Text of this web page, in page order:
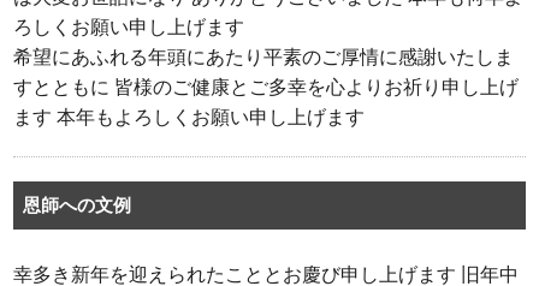
ろしくお願い申し上げます
希望にあふれる年頭にあたり平素のご厚情に感謝いたしま
すとともに 皆様のご健康とご多幸を心よりお祈り申し上げ
ます 本年もよろしくお願い申し上げます
恩師への文例
幸多き新年を迎えられたこととお慶び申し上げます 旧年中